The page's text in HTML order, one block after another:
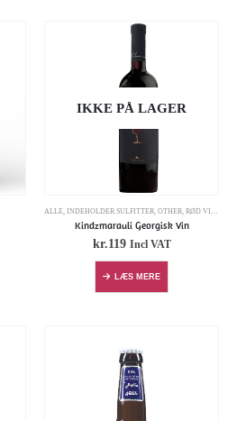
IKKE PÅ LAGER
ALLE, INDEHOLDER SULFITTER, OTHER, RØD VINE
Kindzmarauli Georgisk Vin
kr.119 Incl VAT
LÆS MERE